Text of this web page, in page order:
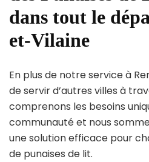
dans tout le
et-Vilaine
En plus de notre service à
de servir d’autres villes à
comprenons les besoins
communauté et nous
une solution efficace pour
de punaises de lit.